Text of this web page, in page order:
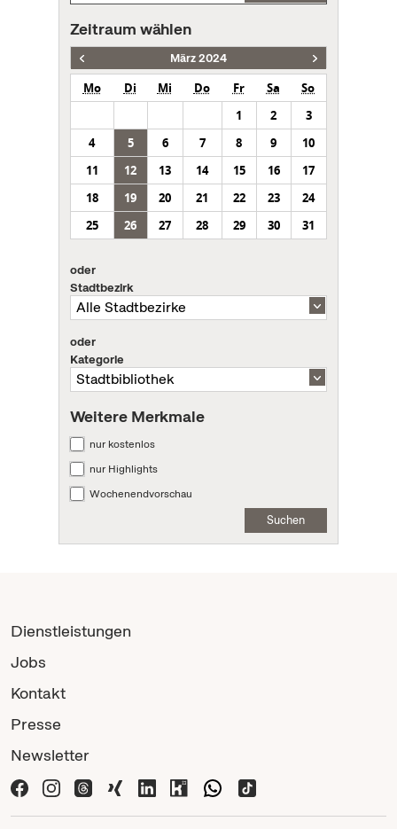
Zeitraum wählen
März 2024
Mo Di Mi Do Fr Sa
So
1
2
3
4
5 6 7 8 9
10
11
12 13 14 15 16
17
18
19 20 21 22 23
24
25
26 27 28 29 30 31
oder
Stadtbezirk
oder
Kategorie
Weitere Merkmale
nur kostenlos
nur Highlights
Wochenendvorschau
Suchen
Dienstleistungen
Jobs
Kontakt
Presse
Newsletter